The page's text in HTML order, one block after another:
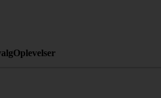
Oplevelser